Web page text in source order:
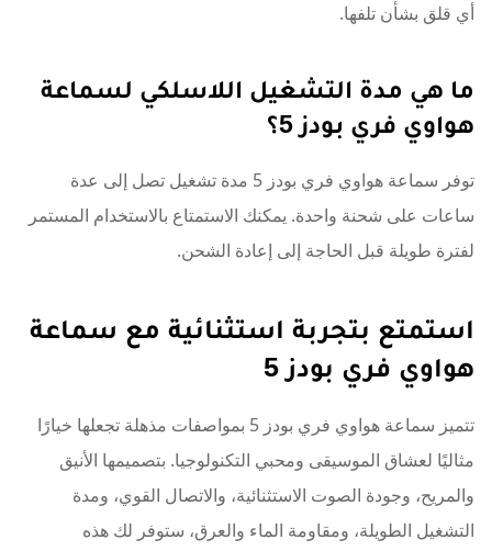
أي قلق بشأن تلفها.
ما هي مدة التشغيل اللاسلكي لسماعة
هواوي فري بودز 5؟
توفر سماعة هواوي فري بودز 5 مدة تشغيل تصل إلى عدة
ساعات على شحنة واحدة. يمكنك الاستمتاع بالاستخدام المستمر
لفترة طويلة قبل الحاجة إلى إعادة الشحن.
استمتع بتجربة استثنائية مع سماعة
هواوي فري بودز 5
تتميز سماعة هواوي فري بودز 5 بمواصفات مذهلة تجعلها خيارًا
مثاليًا لعشاق الموسيقى ومحبي التكنولوجيا. بتصميمها الأنيق
والمريح، وجودة الصوت الاستثنائية، والاتصال القوي، ومدة
التشغيل الطويلة، ومقاومة الماء والعرق، ستوفر لك هذه